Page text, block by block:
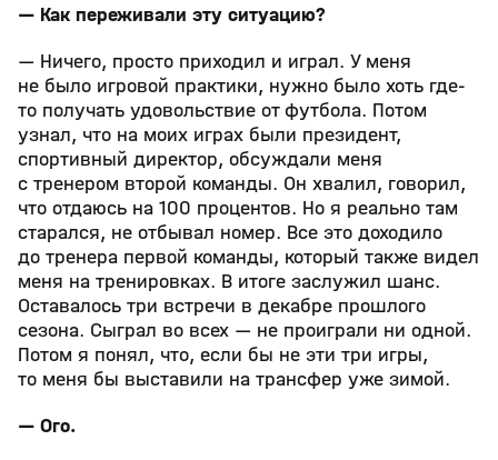
— Как переживали эту ситуацию?
— Ничего, просто приходил и играл. У меня
не было игровой практики, нужно было хоть где-
то получать удовольствие от футбола. Потом
узнал, что на моих играх были президент,
спортивный директор, обсуждали меня
с тренером второй команды. Он хвалил, говорил,
что отдаюсь на 100 процентов. Но я реально там
старался, не отбывал номер. Все это доходило
до тренера первой команды, который также видел
меня на тренировках. В итоге заслужил шанс.
Оставалось три встречи в декабре прошлого
сезона. Сыграл во всех — не проиграли ни одной.
Потом я понял, что, если бы не эти три игры,
то меня бы выставили на трансфер уже зимой.
— Ого.